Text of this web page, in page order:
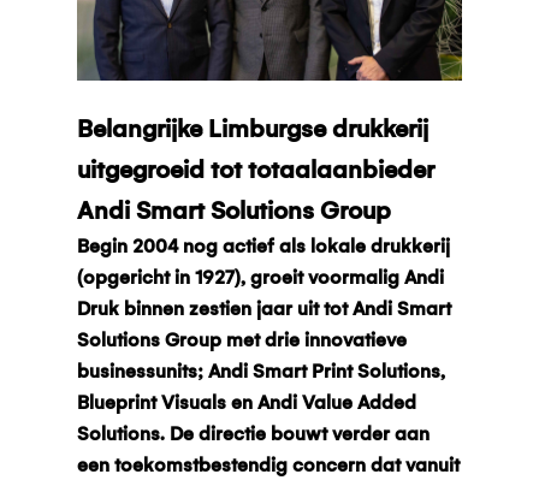
Belangrijke Limburgse drukkerij
uitgegroeid tot totaalaanbieder
Andi Smart Solutions Group
Begin 2004 nog actief als lokale drukkerij
(opgericht in 1927), groeit voormalig Andi
Druk binnen zestien jaar uit tot Andi Smart
Solutions Group met drie innovatieve
businessunits; Andi Smart Print Solutions,
Blueprint Visuals en Andi Value Added
Solutions. De directie bouwt verder aan
een toekomstbestendig concern dat vanuit